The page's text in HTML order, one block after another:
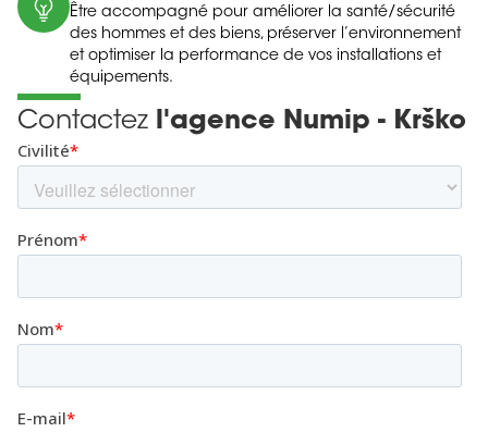
Être accompagné pour améliorer la santé/sécurité
des hommes et des biens, préserver l’environnement
et optimiser la performance de vos installations et
équipements.
Contactez l'agence Numip - Krško